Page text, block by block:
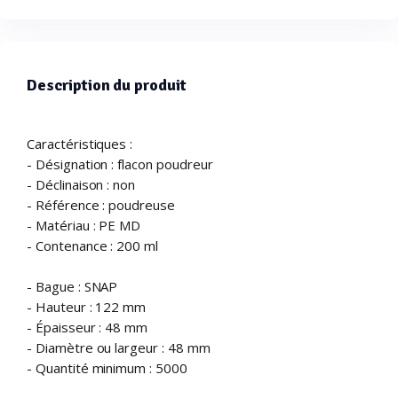
Description du produit
Caractéristiques :
- Désignation : flacon poudreur
- Déclinaison : non
- Référence : poudreuse
- Matériau : PE MD
- Contenance : 200 ml
- Bague : SNAP
- Hauteur : 122 mm
- Épaisseur : 48 mm
- Diamètre ou largeur : 48 mm
- Quantité minimum : 5000